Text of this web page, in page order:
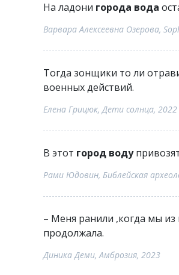
На ладони города вода
Варвара Алексеевна Озерова,
Тогда зонщики то ли
военных действий.
Елена Грицюк, Дети солнца, 2022
В этот город воду
Рами Юдовин, Библейская
– Меня ранили ,когда мы
продолжала.
Диника Деми, Амброзия, 2023